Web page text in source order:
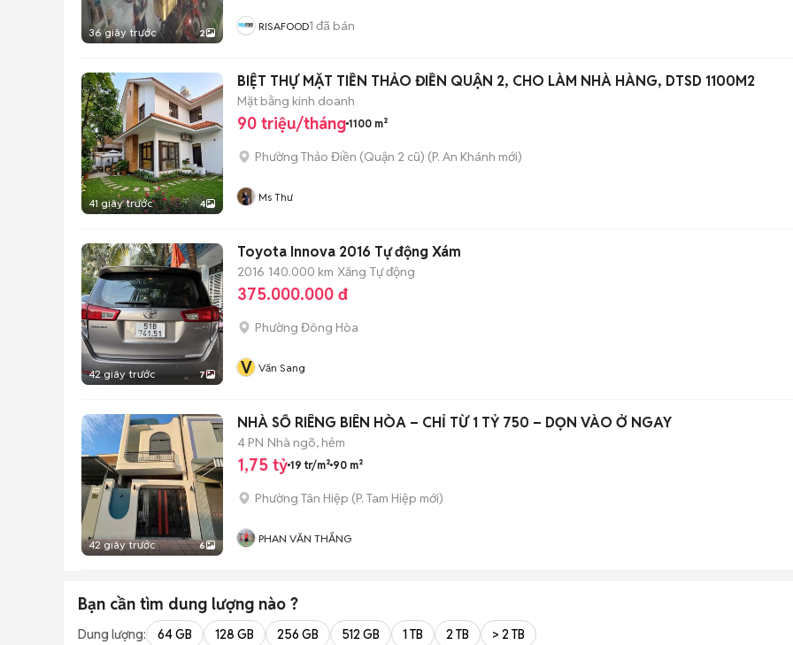
36 giây trước 2 RISAFOOD1 đã bán
41 giây trước 4
BIỆT THỰ MẶT TIỀN THẢO ĐIỀN QUẬN 2, CHO LÀM NHÀ HÀNG, DTSD 1100M2
Mặt bằng kinh doanh
90 triệu/tháng 1100 m²
Phường Thảo Điền (Quận 2 cũ) (P. An Khánh mới)
Ms Thư
42 giây trước 7
Toyota Innova 2016 Tự động Xám
2016 140.000 km Xăng Tự động
375.000.000 đ
Phường Đông Hòa
V Văn Sang
42 giây trước 6
NHÀ SỔ RIÊNG BIÊN HÒA – CHỈ TỪ 1 TỶ 750 – DỌN VÀO Ở NGAY
4 PN Nhà ngõ, hẻm
1,75 tỷ 19 tr/m² 90 m²
Phường Tân Hiệp (P. Tam Hiệp mới)
PHAN VĂN THẮNG
Bạn cần tìm dung lượng nào ?
Dung lượng: 64 GB 128 GB 256 GB 512 GB 1 TB 2 TB > 2 TB